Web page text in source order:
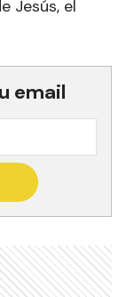
Jesús, el
email